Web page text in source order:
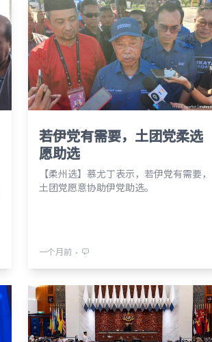
若伊党有需要，土团党柔选
愿助选
【柔州选】慕尤丁表示，若伊党有需要，
土团党愿意协助伊党助选。
一个月前 ⋅